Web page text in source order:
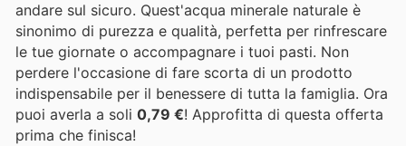
andare sul sicuro. Quest'acqua minerale naturale è
sinonimo di purezza e qualità, perfetta per rinfrescare
le tue giornate o accompagnare i tuoi pasti. Non
perdere l'occasione di fare scorta di un prodotto
indispensabile per il benessere di tutta la famiglia. Ora
puoi averla a soli 0,79 €! Approfitta di questa offerta
prima che finisca!